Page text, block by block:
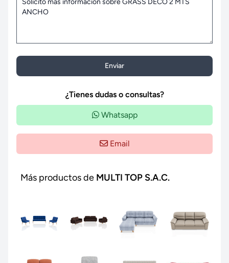
Enviar
¿Tienes dudas o consultas?
Whatsapp
Email
Más productos de MULTI TOP S.A.C.